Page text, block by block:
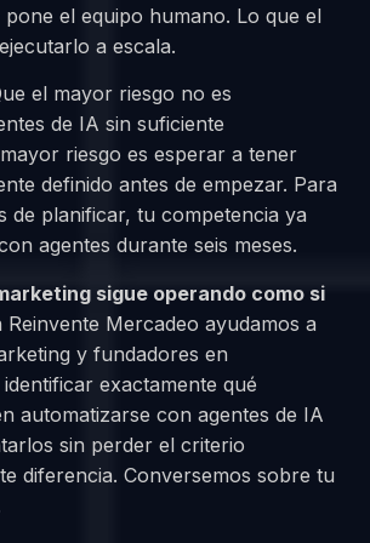
el equipo humano. Lo que el
a escala.
el mayor riesgo no es
de IA sin suficiente
riesgo es esperar a tener
definido antes de empezar. Para
de planificar, tu competencia ya
agentes durante seis meses.
sigue operando como si
Reinvente Mercadeo ayudamos a
y fundadores en
exactamente qué
automatizarse con agentes de IA
sin perder el criterio
diferencia. Conversemos sobre tu